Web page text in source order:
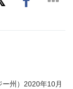
ー州）2020年10月